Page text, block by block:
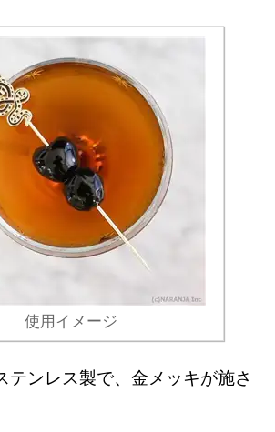
使用イメージ
テンレス製で、金メッキが施さ